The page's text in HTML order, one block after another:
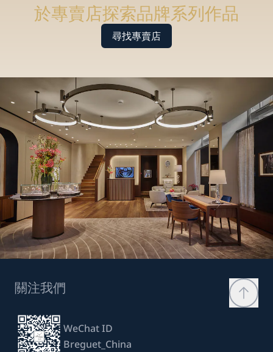
於專賣店探索品牌系列作品
尋找專賣店
關注我們
WeChat ID
Breguet_China